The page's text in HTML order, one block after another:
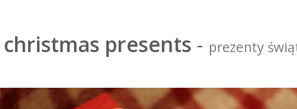
christmas presents - prezenty